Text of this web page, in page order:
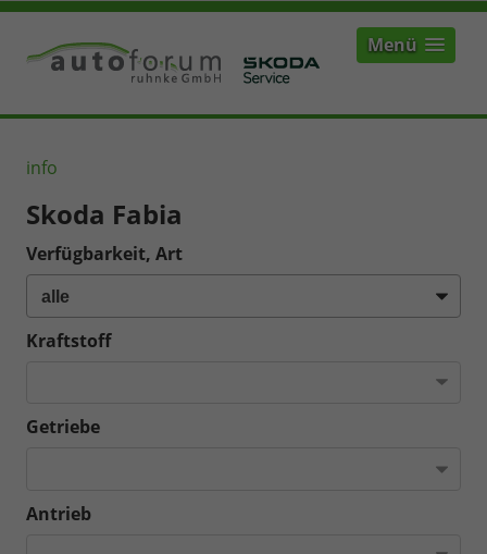
Menü
info
Skoda Fabia
Verfügbarkeit, Art
Kraftstoff
Getriebe
Antrieb